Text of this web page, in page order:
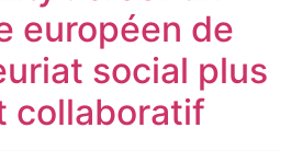
européen de
social plus
collaboratif